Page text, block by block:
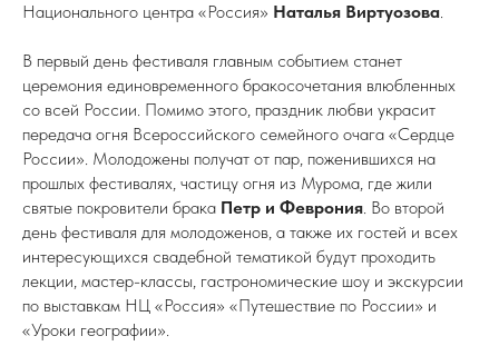
Национального центра «Россия» Наталья Виртуозова.
В первый день фестиваля главным событием станет
церемония единовременного бракосочетания влюбленных
со всей России. Помимо этого, праздник любви украсит
передача огня Всероссийского семейного очага «Сердце
России». Молодожены получат от пар, поженившихся на
прошлых фестивалях, частицу огня из Мурома, где жили
святые покровители брака Петр и Феврония. Во второй
день фестиваля для молодоженов, а также их гостей и всех
интересующихся свадебной тематикой будут проходить
лекции, мастер-классы, гастрономические шоу и экскурсии
по выставкам НЦ «Россия» «Путешествие по России» и
«Уроки географии».